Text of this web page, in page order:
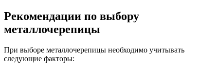
Рекомендации по выбору
металлочерепицы
При выборе металлочерепицы необходимо учитывать
следующие факторы: